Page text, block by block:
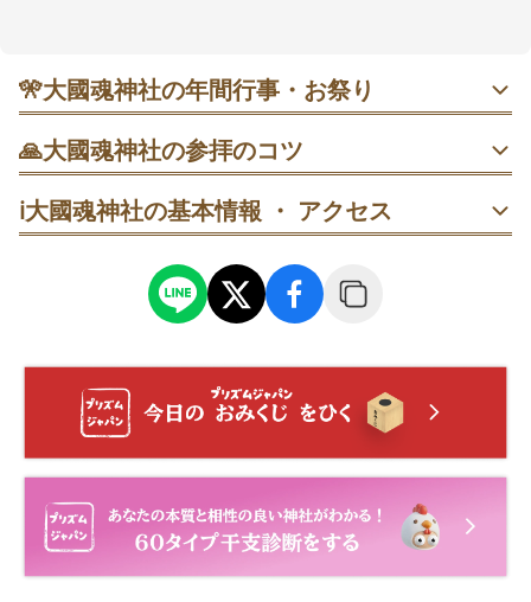
の日の初音祭や、5月の例大祭では大和舞・稚児舞が奉
納され、季節の楽しみとしても人気です。駐車場があ
り、車で立ち寄りやすいのも助かります。
🎌大國魂神社の年間行事・お祭り
・ 1月 成人の日 初音祭｜大黒様（だいこくさま）のお祭
り。祈祷祭や大和舞・稚児舞の奉納があり、混雑しやすい
ので早朝の参拝が安心。
豊間浜でのお潮採り神事。連休中は人出が多く、早めの参
🙏大國魂神社の参拝のコツ
鳥居をくぐったら参道を進み、拝殿前で一礼してから向拝
の彫刻を見上げ、最後にもう一度拝礼する。
参道を上がる途中で大杉の前に一度立ち止まり、深呼吸し
てから拝殿へ向かう。
当日は早い時間に到着し、先に拝殿で参拝→その後に神楽
殿の奉納を観る順番にする。
5月3日は奉納の前に拝殿参拝を済ませ、5月4日はスケジュ
ールを確認して早めに移動する。
拝殿参拝を終えたら境内を一周し、尖塔を見つけたら足を
ℹ️大國魂神社の基本情報 ・ アクセス